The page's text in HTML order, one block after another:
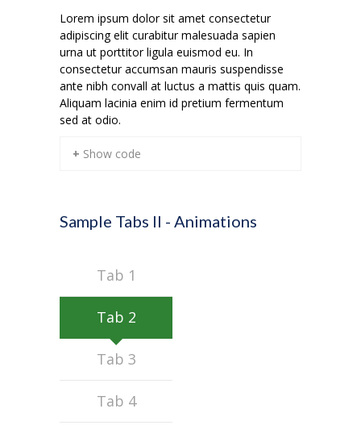
Lorem ipsum dolor sit amet consectetur
adipiscing elit curabitur malesuada sapien
urna ut porttitor ligula euismod eu. In
consectetur accumsan mauris suspendisse
ante nibh convall at luctus a mattis quis quam.
Aliquam lacinia enim id pretium fermentum
sed at odio.
+ Show code
Sample Tabs II - Animations
Tab 1
Tab 2
Tab 3
Tab 4